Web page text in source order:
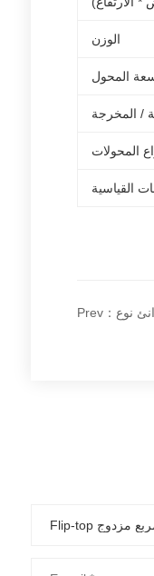
الوزن
المحول
/ المخرجة
المحولات
القياسية